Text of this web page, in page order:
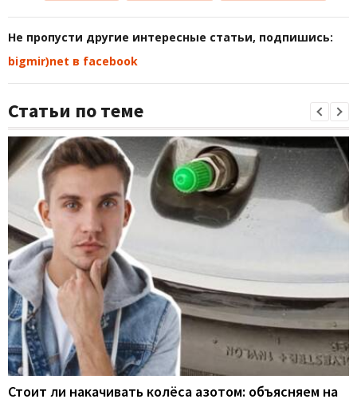
Не пропусти другие интересные статьи, подпишись:
bigmir)net в facebook
Статьи по теме
Стоит ли накачивать колёса азотом: объясняем на